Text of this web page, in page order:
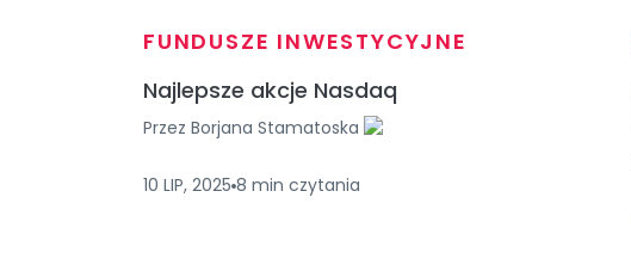
FUNDUSZE INWESTYCYJNE
Najlepsze akcje Nasdaq
Przez Borjana Stamatoska
10 LIP, 2025 8 min czytania